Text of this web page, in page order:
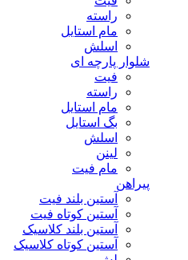
راسته
مام استایل
اسلش
شلوار پارچه ای
فیت
راسته
مام استایل
بگ استایل
اسلش
لینن
مام فیت
پیراهن
آستین بلند فیت
آستین کوتاه فیت
آستین بلند کلاسیک
آستین کوتاه کلاسیک